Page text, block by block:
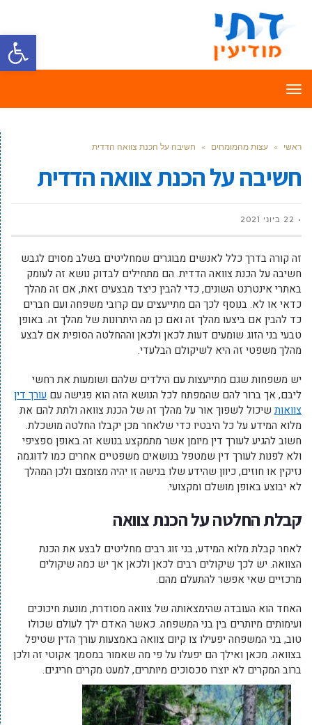
פתח
תפריט
ראשי » עצות מהמומחים » חשיבה על הכנת צוואה הדדית
חשיבה על הכנת צוואה הדדית
22 ביוני 2021
זה קורה בדרך כלל לאנשים מבוגרים שמחליטים בשלב מסוים לגבש
חשיבה על הכנת צוואה הדדית. הם מתחילים לבדוק נושא זה לעומק
באתרי אינטרנט השונים, כדי להבין כיצד מבצעים זאת, אם זה מהלך
כדאי או לא. בנוסף לכך הם מתייעצים עם קרובי משפחה ועם חברים
כד להבין אם ביצעו מהלך זה ואם כן מה היתרונות של מהלך זה. באופן
טבעי בני הזוג שומעים דעות לכאן ולכאן וההחלטה הסופית אם לבצע
מהלך משפטי זה היא לשיקולם הבלעדי.
יש משפחות שגם מתייעצות עם הילדים שלהם ושומעות את רחשי
ליבם, אך ברור להם שהמפתח לכל הנושא הזה הוא פגישה עם עורך דין
צוואות שיכול לשפוך אור על מהלך זה של הכנת צוואה ולתת להם את
מלוא המידע על כל היבטיו כדי שלאחר מכן יקבלו החלטה מושכלת.
חשוב להגיע לעורך דין מיומן אשר מתמקצע בנושא זה באופן ספציפי
ולא לפנות לעורך דין שמטפל בנושאים משפטיים אחרים כמו לדוגמה
נזיקין או חוזים, כיוון שהידע שלו בנישה זו יהיה מצומצם ולכן המהלך
לא יבוצע באופן מושלם ומקצועי.
קבלת החלטה על הכנת צוואה
לאחר קבלת מלוא המידע, בני זוג רבים מחליטים לבצע את הכנת
הצוואה. יש לכך שיקולים רבים לכאן ולכאן אך יש כמה שיקולים
מרכזיים שאי אפשר להתעלם מהם.
האחד הוא העובדה שהימצאותה של צוואה מסודרת, מונעת חיכוכים
ועימותים מיותרים בין בני המשפחה. כאשר האדם ילך לעולם שכולו
טוב, בני המשפחה יפעילו צו קיום צוואה באמצעות עורך הדין שטיפל
בצוואה. מכאן ואילך הם יפעלו על פי מה שאמור במסמך אקוטי זה ולכן
ברוב המקרים לא יוצרו סכסוכים מיותרים, למעט מקרים חריגים.